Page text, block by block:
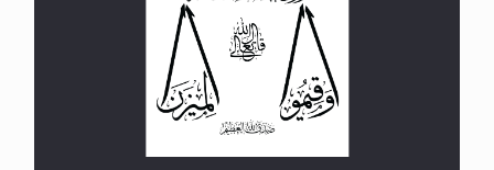
رأيٌ في لغة المسيح الموعود عليه السلام.. 4...
هل من الصحيح أن ديّة المرأة المقتولة تساوي نصف ديّة